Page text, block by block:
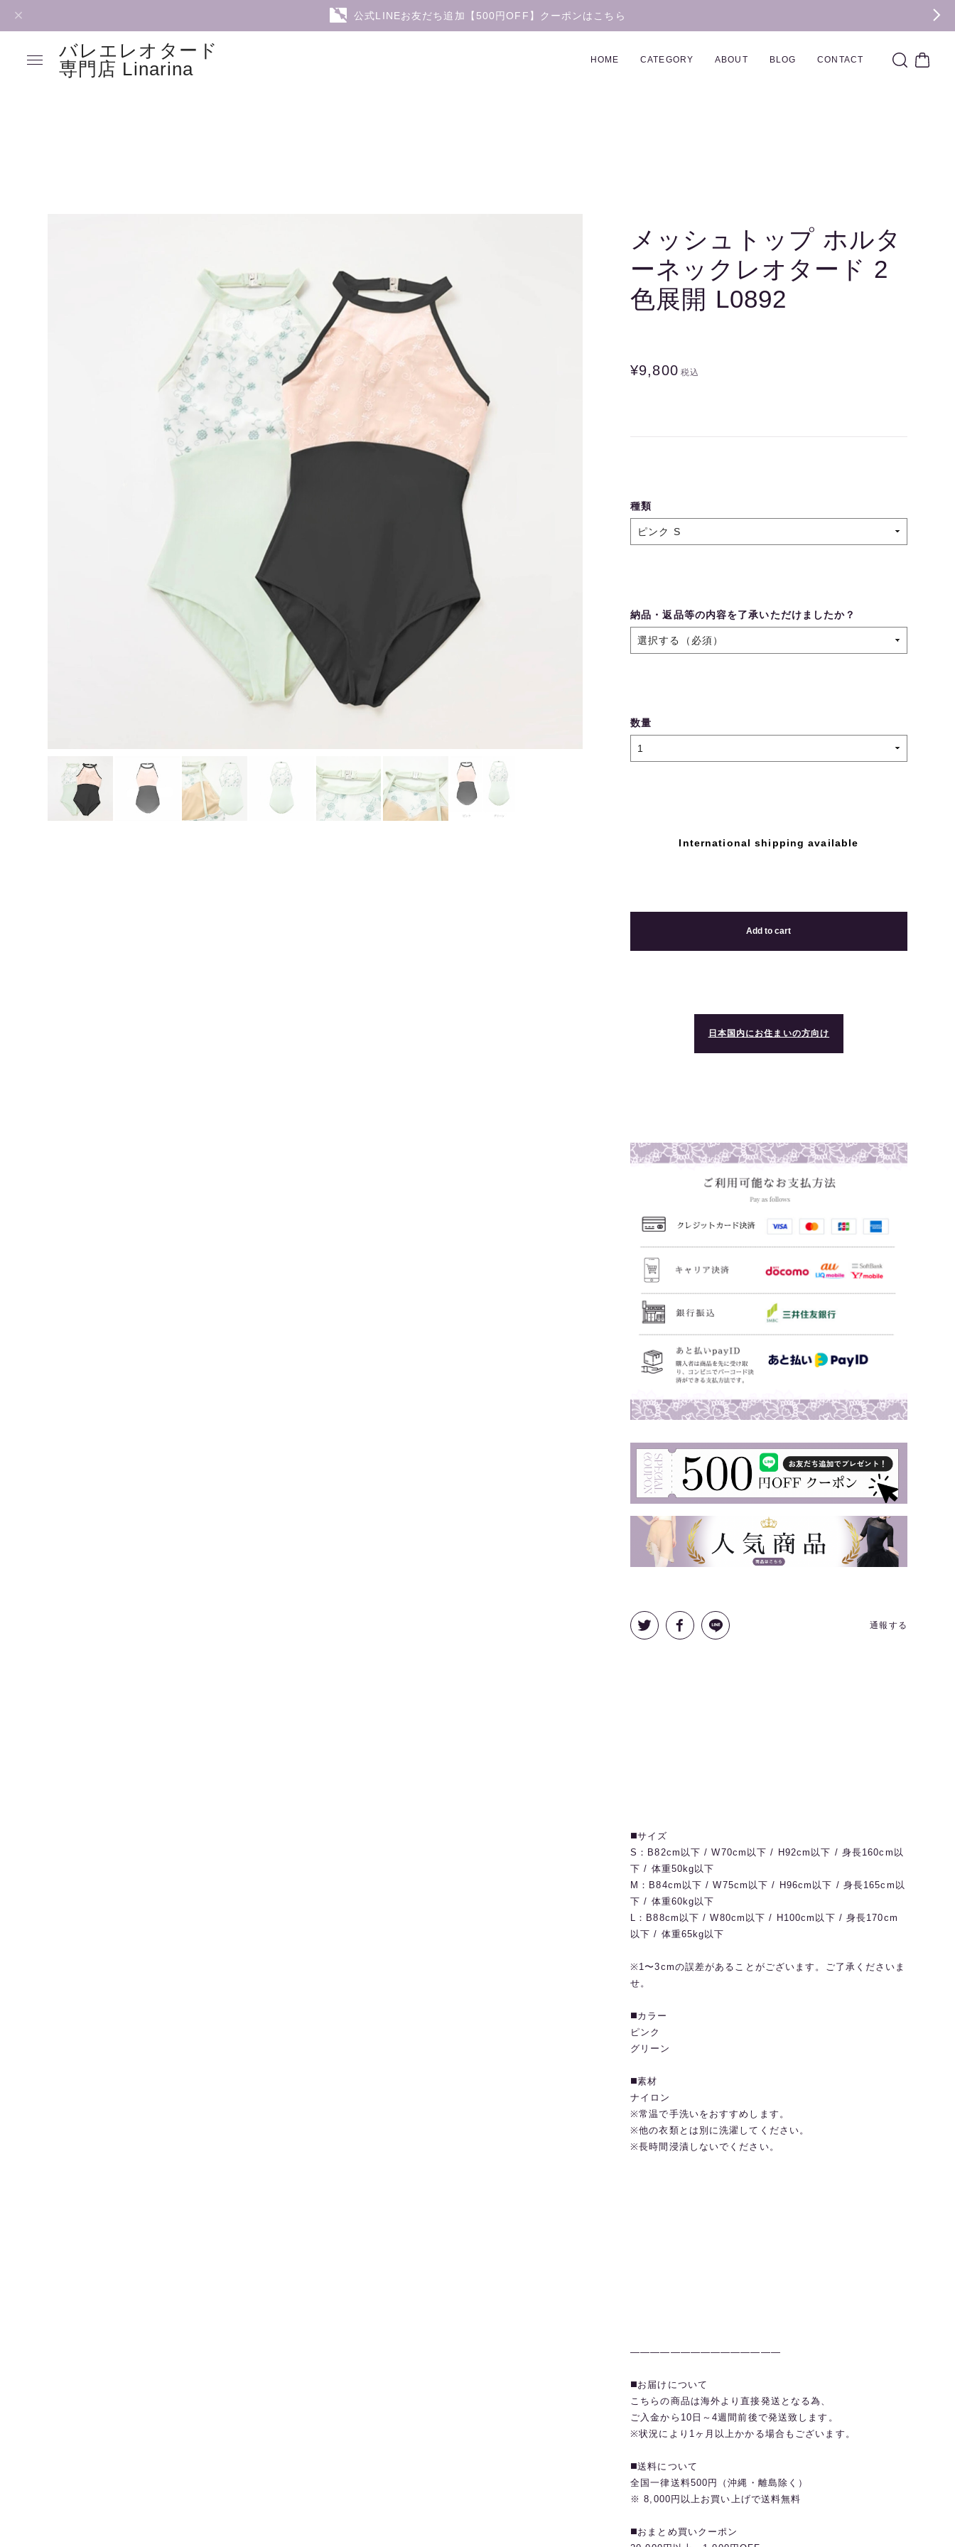
公式LINEお友だち追加【500円OFF】クーポンはこちら
バレエレオタード
専門店 Linarina
HOME CATEGORY ABOUT BLOG CONTACT
メッシュトップ ホルタ
ーネックレオタード 2
色展開 L0892
¥9,800 税込
種類
納品・返品等の内容を了承いただけましたか？
数量
International shipping available
Add to cart
日本国内にお住まいの方向け
通報する
◼️サイズ
S：B82cm以下 / W70cm以下 / H92cm以下 / 身長160cm以
下 / 体重50kg以下
M：B84cm以下 / W75cm以下 / H96cm以下 / 身長165cm以
下 / 体重60kg以下
L：B88cm以下 / W80cm以下 / H100cm以下 / 身長170cm
以下 / 体重65kg以下
※1〜3cmの誤差があることがございます。ご了承くださいま
せ。
◼️カラー
ピンク
グリーン
◼️素材
ナイロン
※常温で手洗いをおすすめします。
※他の衣類とは別に洗濯してください。
※長時間浸漬しないでください。
———————————————
◼️お届けについて
こちらの商品は海外より直接発送となる為、
ご入金から10日～4週間前後で発送致します。
※状況により1ヶ月以上かかる場合もございます。
◼️送料について
全国一律送料500円（沖縄・離島除く）
※ 8,000円以上お買い上げで送料無料
◼️おまとめ買いクーポン